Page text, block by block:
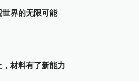
界的无限可能
材料有了新能力